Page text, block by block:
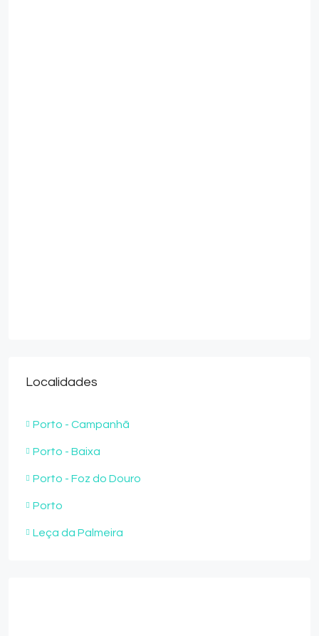
Localidades
Porto - Campanhã
Porto - Baixa
Porto - Foz do Douro
Porto
Leça da Palmeira